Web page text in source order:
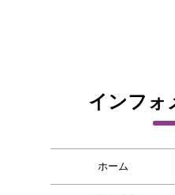
インフォ
ホーム